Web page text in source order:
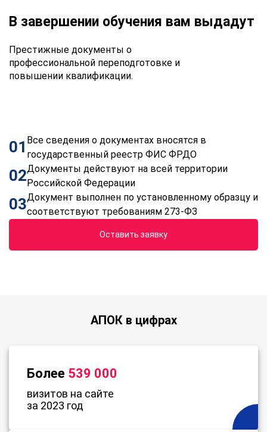
В завершении обучения вам выдадут
Престижные документы о
профессиональной переподготовке и
повышении квалификации.
01 Все сведения о документах вносятся в
государственный реестр ФИС ФРДО
02Документы действуют на всей территории
Российской Федерации
03Документ выполнен по установленному образцу и
соответствуют требованиям 273-ФЗ
Оставить заявку
АПОК в цифрах
Более 539 000
визитов на сайте
за 2023 год